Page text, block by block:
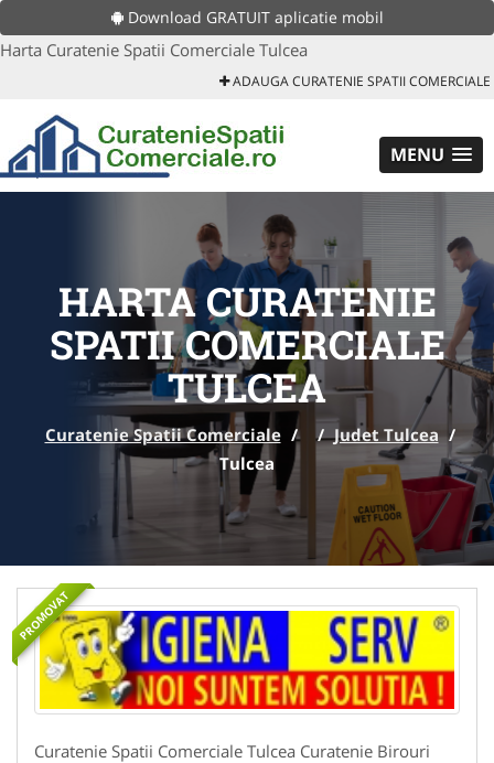
Download GRATUIT aplicatie mobil
Harta Curatenie Spatii Comerciale Tulcea
ADAUGA CURATENIE SPATII COMERCIALE
MENU
HARTA CURATENIE
SPATII COMERCIALE
TULCEA
Curatenie Spatii Comerciale / / Judet Tulcea /
Tulcea
PROMOVAT
Curatenie Spatii Comerciale Tulcea Curatenie Birouri